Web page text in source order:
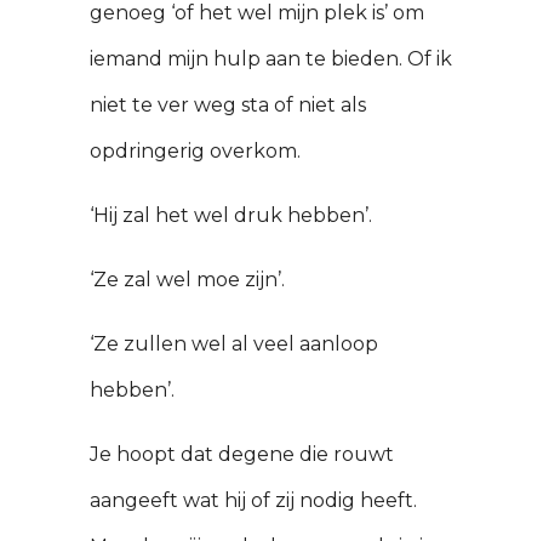
genoeg ‘of het wel mijn plek is’ om
iemand mijn hulp aan te bieden. Of ik
niet te ver weg sta of niet als
opdringerig overkom.
‘Hij zal het wel druk hebben’.
‘Ze zal wel moe zijn’.
‘Ze zullen wel al veel aanloop
hebben’.
Je hoopt dat degene die rouwt
aangeeft wat hij of zij nodig heeft.